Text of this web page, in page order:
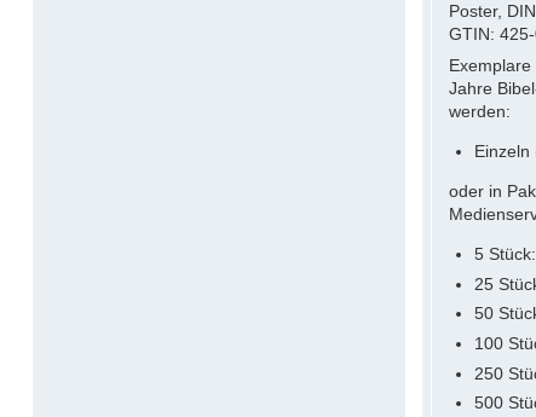
Poster,
GTIN:
Exemplare
Jahre
werden:
oder in
5
25
50
100
250
500